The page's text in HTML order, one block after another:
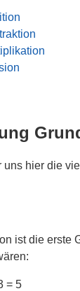
uns hier die
ist die erste
= 5